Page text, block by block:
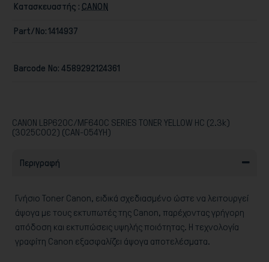
Κατασκευαστής : CANON
Part/No:1414937
Barcode No: 4589292124361
CANON LBP620C/MF640C SERIES TONER YELLOW HC (2.3k)
(3025C002) (CAN-054YH)
Περιγραφή
Γνήσιο Toner Canon, ειδικά σχεδιασμένο ώστε να λειτουργεί
άψογα με τους εκτυπωτές της Canon, παρέχοντας γρήγορη
απόδοση και εκτυπώσεις υψηλής ποιότητας. Η τεχνολογία
γραφίτη Canon εξασφαλίζει άψογα αποτελέσματα.